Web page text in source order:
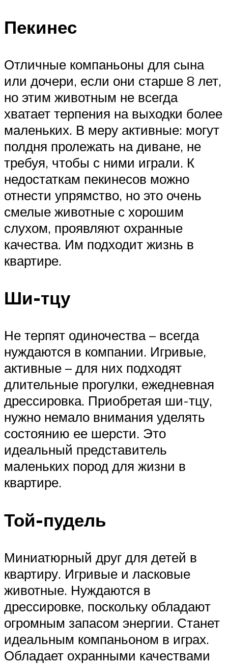
Пекинес
Отличные компаньоны для сына
или дочери, если они старше 8 лет,
но этим животным не всегда
хватает терпения на выходки более
маленьких. В меру активные: могут
полдня пролежать на диване, не
требуя, чтобы с ними играли. К
недостаткам пекинесов можно
отнести упрямство, но это очень
смелые животные с хорошим
слухом, проявляют охранные
качества. Им подходит жизнь в
квартире.
Ши-тцу
Не терпят одиночества – всегда
нуждаются в компании. Игривые,
активные – для них подходят
длительные прогулки, ежедневная
дрессировка. Приобретая ши-тцу,
нужно немало внимания уделять
состоянию ее шерсти. Это
идеальный представитель
маленьких пород для жизни в
квартире.
Той-пудель
Миниатюрный друг для детей в
квартиру. Игривые и ласковые
животные. Нуждаются в
дрессировке, поскольку обладают
огромным запасом энергии. Станет
идеальным компаньоном в играх.
Обладает охранными качествами